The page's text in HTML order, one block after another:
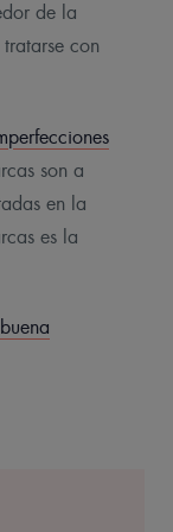
de la
con
son a
en la
es la